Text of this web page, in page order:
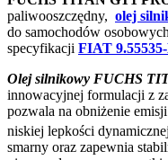
paliwooszczędny, olej
do samochodów
specyfikacji FIAT
Olej silnikowy FUCHS
innowacyjnej formulacji z
pozwala na obniżenie
niskiej lepkości
smarny oraz zapewnia